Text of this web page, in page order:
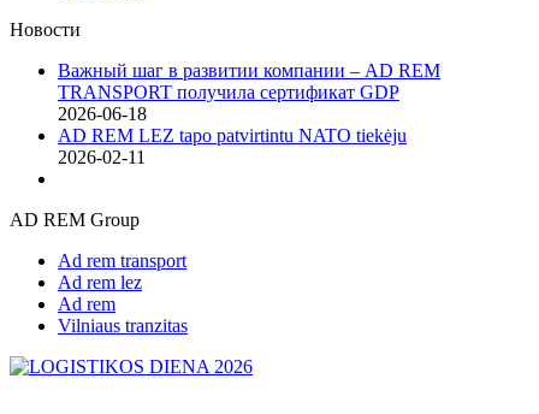
Новости
Важный шаг в развитии компании – AD REM
TRANSPORT получила сертификат GDP
2026-06-18
AD REM LEZ tapo patvirtintu NATO tiekėju
2026-02-11
AD REM Group
Ad rem transport
Ad rem lez
Ad rem
Vilniaus tranzitas